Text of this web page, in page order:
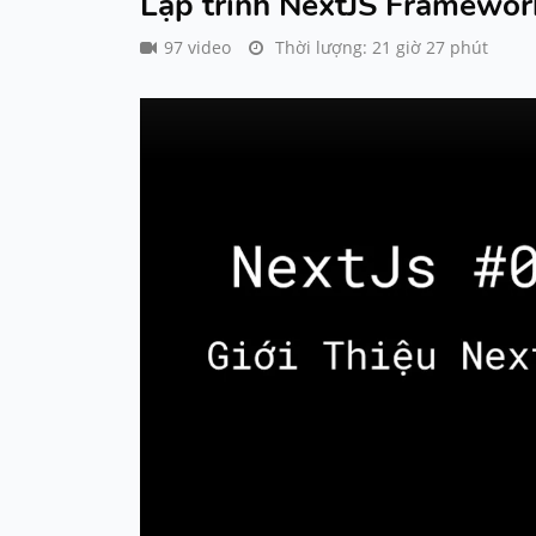
97 video Thời lượng: 21 giờ 27 phút